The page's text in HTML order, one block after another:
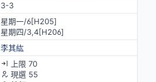
3-3
星期一/6[H205]
星期四/3,4[H206]
李其紘
上限 70
現選 55